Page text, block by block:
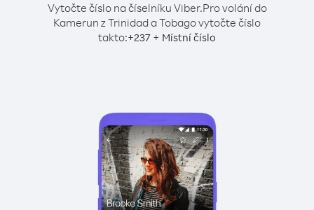
Vytočte číslo na číselníku Viber.Pro volání do
Kamerun z Trinidad a Tobago vytočte číslo
takto:+237 + Místní číslo